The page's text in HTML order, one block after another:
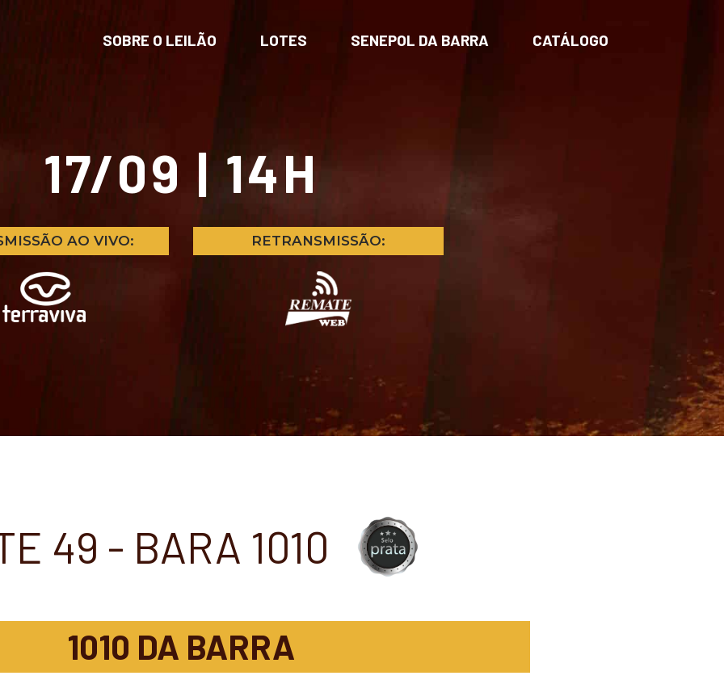
SOBRE O LEILÃO LOTES SENEPOL DA BARRA CATÁLOGO
17/09 | 14H
AO VIVO: RETRANSMISSÃO:
49 - BARA 1010
1010 DA BARRA